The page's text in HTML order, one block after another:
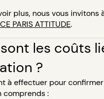
plus, nous vous invitons
PARIS ATTITUDE.
les coûts
?
à effectuer pour
comprends :